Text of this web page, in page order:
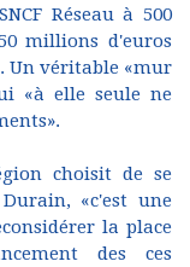
Réseau à 500
millions d'euros
Un véritable «mur
«à elle seule ne
choisit de se
«c'est une
la place
des ces